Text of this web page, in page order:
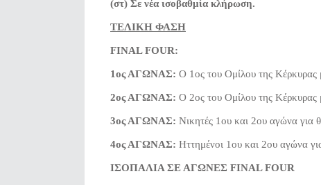
(στ) Σε νέα ισοβαθμία κλήρωση.
ΤΕΛΙΚΗ ΦΑΣΗ
FINAL FOUR:
1ος ΑΓΩΝΑΣ: Ο 1ος του Ομίλου της
2ος ΑΓΩΝΑΣ: Ο 2ος του Ομίλου της Κέρκυρας
3ος ΑΓΩΝΑΣ: Νικητές 1ου και 2ου αγώνα για
4ος ΑΓΩΝΑΣ: Ηττημένοι 1ου και 2ου αγώνα
ΙΣΟΠΑΛΙΑ ΣΕ ΑΓΩΝΕΣ FINAL FOUR